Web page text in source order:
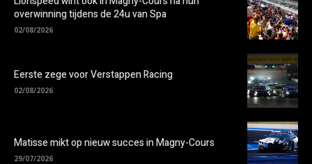
overwinning tijdens de 24u van Spa
02/08/2026
Eerste zege voor Verstappen Racing
02/08/2026
Matisse mikt op nieuw succes in Magny-Cours
29/07/2026